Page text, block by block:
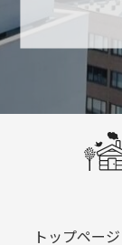
トップページ